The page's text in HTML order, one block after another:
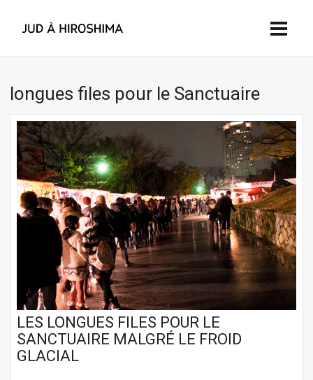
longues files pour le Sanctuaire
LES LONGUES FILES POUR LE
SANCTUAIRE MALGRÉ LE FROID
GLACIAL